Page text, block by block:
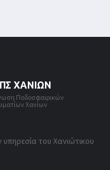
ΧΑΝΊΩΝ
Ποδοσφαιρικών
Χανίων
του Χανιώτικου